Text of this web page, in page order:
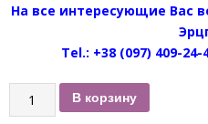
На все интересующие Вас
Tel.: +38 (097) 409-24-
Количество
Энергетическая
В корзину